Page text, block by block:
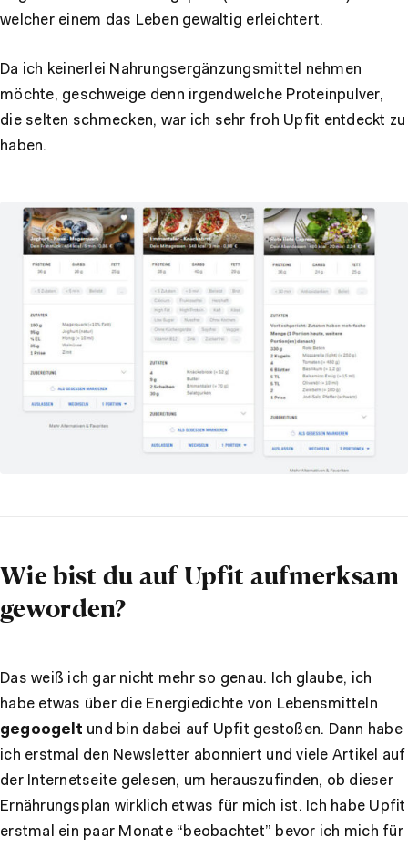
welcher einem das Leben gewaltig erleichtert.
Da ich keinerlei Nahrungsergänzungsmittel nehmen
möchte, geschweige denn irgendwelche Proteinpulver,
die selten schmecken, war ich sehr froh Upfit entdeckt zu
haben.
Wie bist du auf Upfit aufmerksam
geworden?
Das weiß ich gar nicht mehr so genau. Ich glaube, ich
habe etwas über die Energiedichte von Lebensmitteln
gegoogelt und bin dabei auf Upfit gestoßen. Dann habe
ich erstmal den Newsletter abonniert und viele Artikel auf
der Internetseite gelesen, um herauszufinden, ob dieser
Ernährungsplan wirklich etwas für mich ist. Ich habe Upfit
erstmal ein paar Monate “beobachtet” bevor ich mich für